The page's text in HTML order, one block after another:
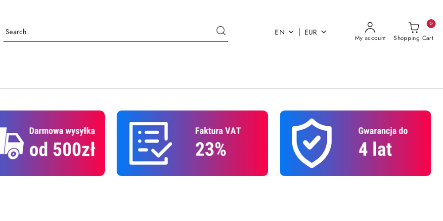
EN | EUR
My account Shopping Cart
0